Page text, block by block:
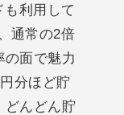
も利用して
通常の2倍
の面で魅力
分ほど貯
どんどん貯